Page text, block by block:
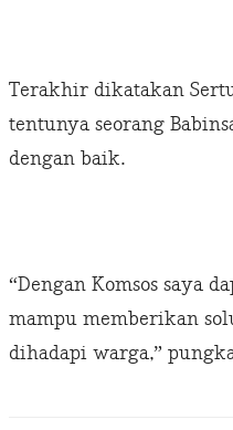
Terakhir dikatakan
tentunya seorang
dengan baik.
“Dengan Komsos saya
mampu memberikan
dihadapi warga,”